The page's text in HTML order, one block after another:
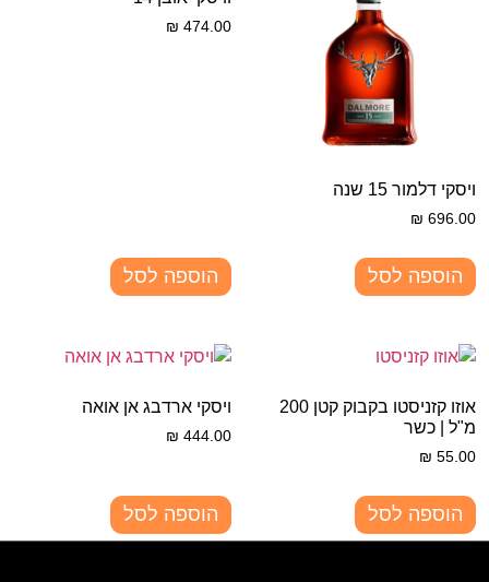
ויסקי דלמור 15 שנה
₪ 696.00
הוספה לסל
₪ 474.00
הוספה לסל
אוזו קזניסטו בקבוק קטן 200
מ"ל | כשר
₪ 55.00
הוספה לסל
ויסקי ארדבג אן אואה
₪ 444.00
הוספה לסל